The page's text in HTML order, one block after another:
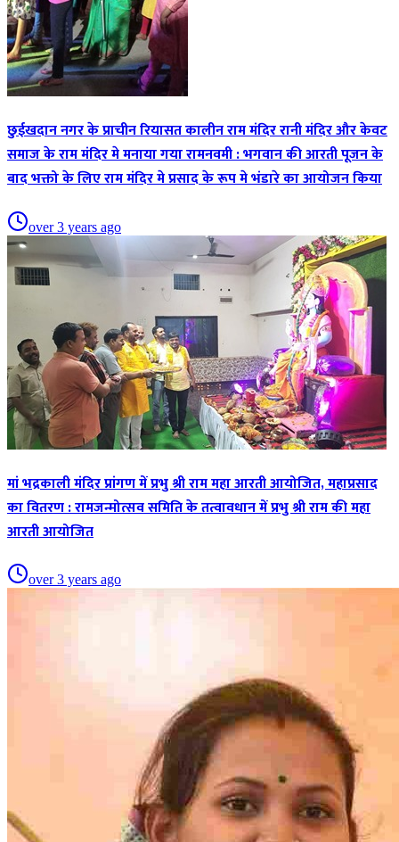
छुईखदान नगर के प्राचीन रियासत कालीन राम मंदिर रानी मंदिर और केवट
समाज के राम मंदिर मे मनाया गया रामनवमी : भगवान की आरती पूजन के
बाद भक्तो के लिए राम मंदिर मे प्रसाद के रूप मे भंडारे का आयोजन किया
over 3 years ago
मां भद्रकाली मंदिर प्रांगण में प्रभु श्री राम महा आरती आयोजित, महाप्रसाद
का वितरण : रामजन्मोत्सव समिति के तत्वावधान में प्रभु श्री राम की महा
आरती आयोजित
over 3 years ago